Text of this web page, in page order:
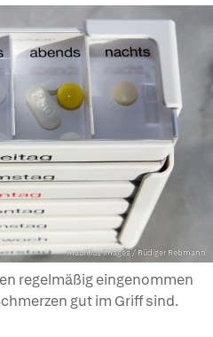
mauritius images / Rüdiger Rebmann
regelmäßig eingenommen
gut im Griff sind.